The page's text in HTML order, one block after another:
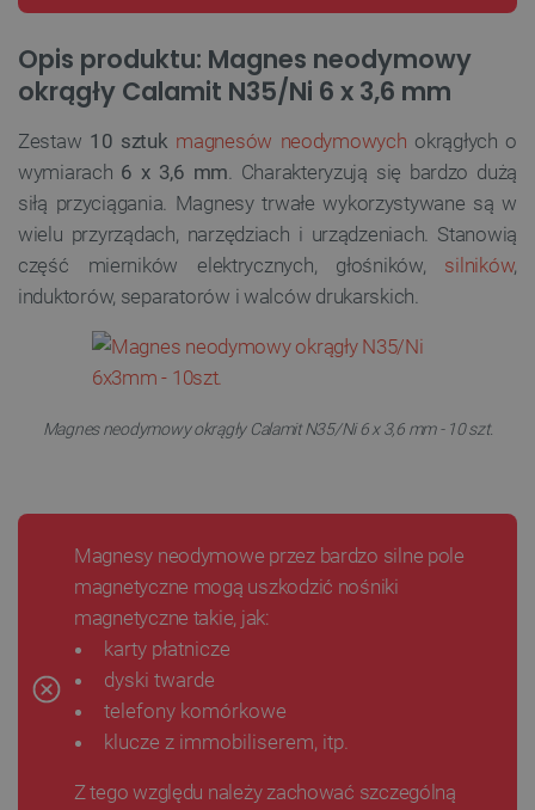
Opis produktu: Magnes neodymowy
okrągły Calamit N35/Ni 6 x 3,6 mm
Zestaw 10 sztuk magnesów neodymowych okrągłych o
wymiarach 6 x 3,6 mm. Charakteryzują się bardzo dużą
siłą przyciągania. Magnesy trwałe wykorzystywane są w
wielu przyrządach, narzędziach i urządzeniach. Stanowią
część mierników elektrycznych, głośników, silników,
induktorów, separatorów i walców drukarskich.
Magnes neodymowy okrągły Calamit N35/Ni 6 x 3,6 mm - 10 szt.
Magnesy neodymowe przez bardzo silne pole
magnetyczne mogą uszkodzić nośniki
magnetyczne takie, jak:
karty płatnicze
dyski twarde
telefony komórkowe
klucze z immobiliserem, itp.
Z tego względu należy zachować szczególną